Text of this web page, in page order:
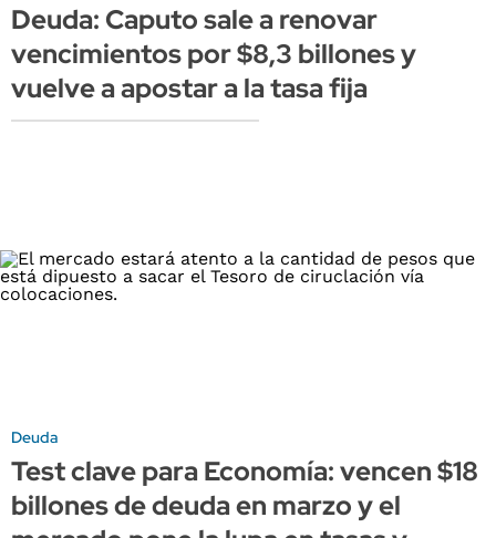
Deuda: Caputo sale a renovar
vencimientos por $8,3 billones y
vuelve a apostar a la tasa fija
Deuda
Test clave para Economía: vencen $18
billones de deuda en marzo y el